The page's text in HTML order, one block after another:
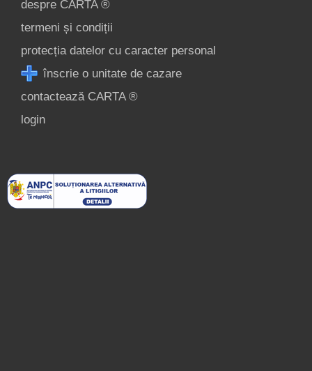
despre CARTA ®
termeni și condiții
protecția datelor cu caracter personal
înscrie o unitate de cazare
contactează CARTA ®
login